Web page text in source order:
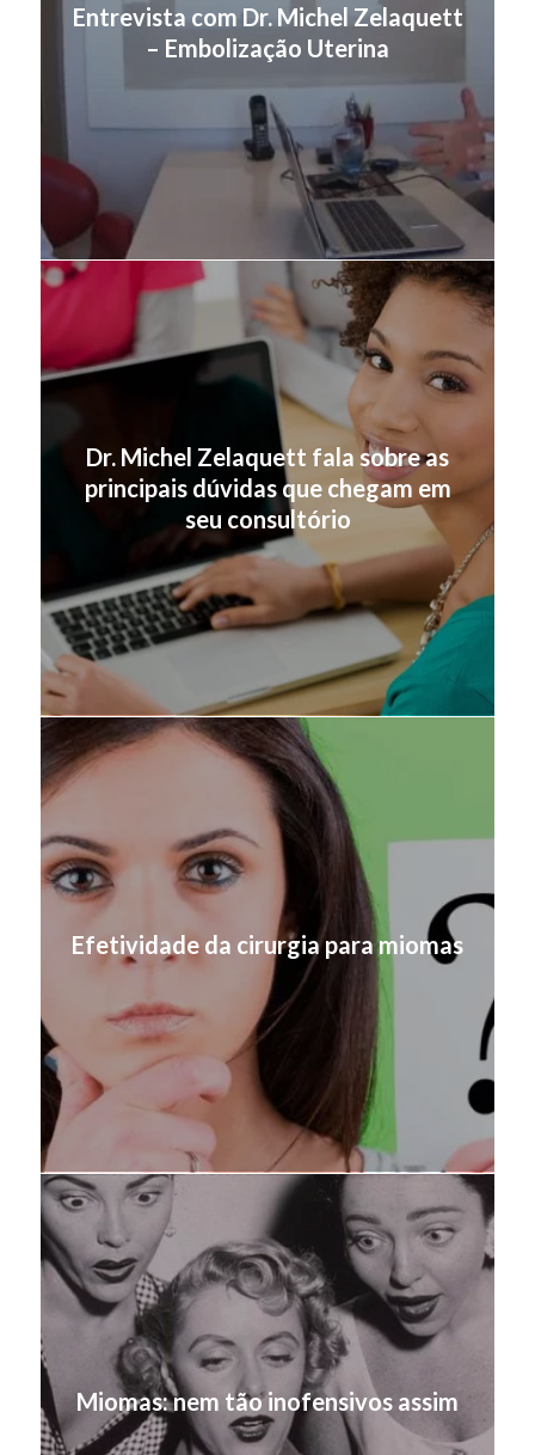
Entrevista com Dr. Michel Zelaquett
– Embolização Uterina
Dr. Michel Zelaquett fala sobre as
principais dúvidas que chegam em
seu consultório
Efetividade da cirurgia para miomas
Miomas: nem tão inofensivos assim